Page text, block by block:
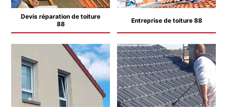
Devis réparation de toiture
88
Entreprise de toiture 88